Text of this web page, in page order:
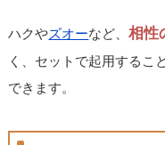
ハクやズオーなど、相性
く、セットで起用するこ
できます。